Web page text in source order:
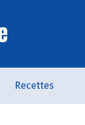
Recettes